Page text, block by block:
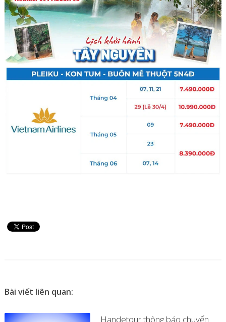
Bài viết liên quan:
Handetour thông báo chuyển